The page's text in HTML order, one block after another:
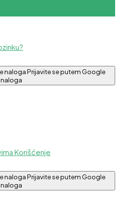
Prijavite se putem Google
naloga
Korišćenje
Prijavite se putem Google
naloga